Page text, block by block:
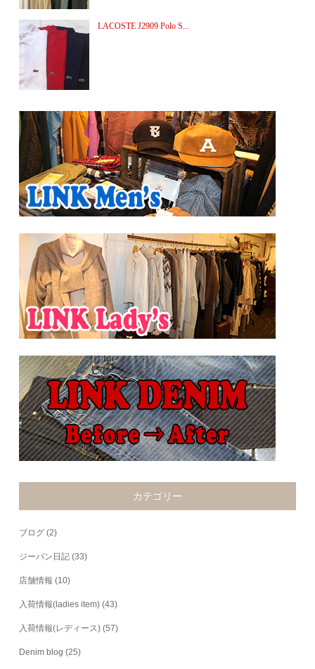
LACOSTE J2909 Polo S...
カテゴリー
ブログ (2)
ジーパン日記 (33)
店舗情報 (10)
入荷情報(ladies item) (43)
入荷情報(レディース) (57)
Denim blog (25)